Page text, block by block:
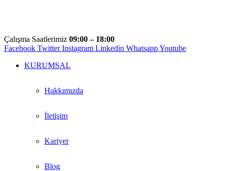
Çalışma Saatlerimiz 09:00 – 18:00
Facebook Twitter Instagram Linkedin WhatsappYoutube
KURUMSAL
Hakkımızda
İletişim
Kariyer
Blog